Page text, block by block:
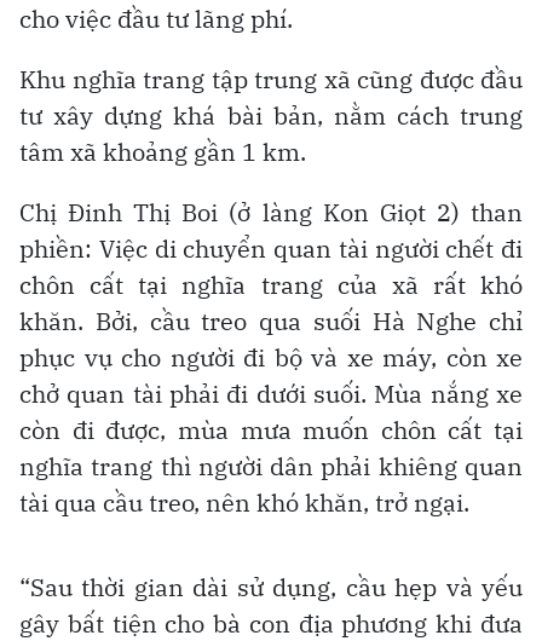
cho việc đầu tư lãng phí.
Khu nghĩa trang tập trung xã cũng được đầu
tư xây dựng khá bài bản, nằm cách trung
tâm xã khoảng gần 1 km.
Chị Đinh Thị Boi (ở làng Kon Giọt 2) than
phiền: Việc di chuyển quan tài người chết đi
chôn cất tại nghĩa trang của xã rất khó
khăn. Bởi, cầu treo qua suối Hà Nghe chỉ
phục vụ cho người đi bộ và xe máy, còn xe
chở quan tài phải đi dưới suối. Mùa nắng xe
còn đi được, mùa mưa muốn chôn cất tại
nghĩa trang thì người dân phải khiêng quan
tài qua cầu treo, nên khó khăn, trở ngại.
“Sau thời gian dài sử dụng, cầu hẹp và yếu
gây bất tiện cho bà con địa phương khi đưa